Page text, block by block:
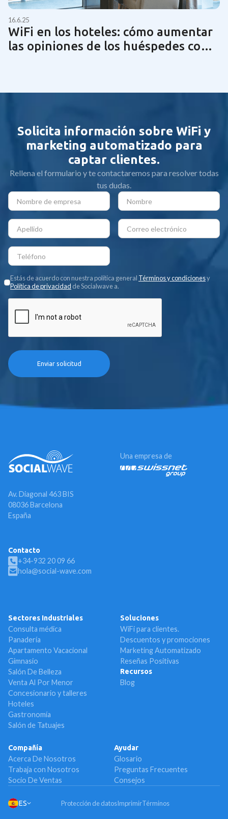
16.6.25
WiFi en los hoteles: cómo aumentar
las opiniones de los huéspedes con
Solicita información sobre WiFi y
marketing automatizado para
captar clientes.
Rellena el formulario y te contactaremos para resolver todas
tus dudas.
Estás de acuerdo con nuestra política general Términos y condicionesy
Política de privacidad de Socialwave a.
Av. Diagonal 463 BIS
08036 Barcelona
España
Una empresa de
Contacto
+34-932 20 09 66
hola@social-wave.com
Sectores Industriales
Consulta médica
Panadería
Apartamento Vacacional
Gimnasio
Salón De Belleza
Venta Al Por Menor
Concesionario y talleres
Hoteles
Gastronomía
Salón de Tatuajes
Soluciones
WiFi para clientes.
Descuentos y promociones
Marketing Automatizado
Reseñas Positivas
Recursos
Blog
Compañía
Acerca De Nosotros
Trabaja con Nosotros
Socio De Ventas
Ayudar
Glosario
Preguntas Frecuentes
Consejos
ES Protección de datosImprimirTérminos